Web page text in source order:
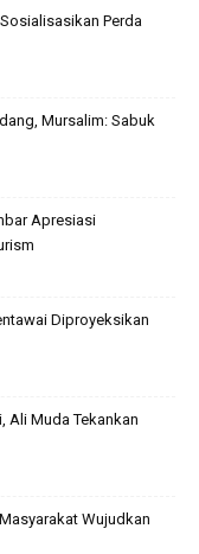
Perda
Mursalim: Sabuk
Apresiasi
Diproyeksikan
Ali Muda Tekankan
Wujudkan